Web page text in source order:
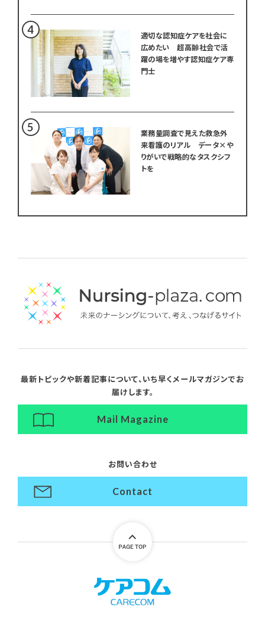
適切な認知症ケアを社会に
広めたい 超高齢社会で活
躍の場を増やす認知症ケア専
門士
業務量調査で見えた救急外
来看護のリアル データ×や
りがいで戦略的なタスクシフ
トを
最新トピックや新着記事について、 いち早くメールマガジンでお
届けします。
Mail Magazine
お問い合わせ
Contact